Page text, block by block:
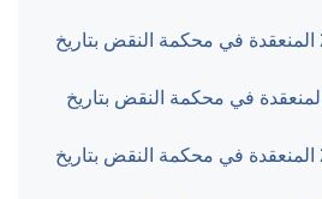
القضية رقم ‎817‏/‎2020‏ المنعقدة في محكمة النقض بتاريخ
القضية رقم ‎29‏/‎2021‏ المنعقدة في محكمة النقض بتاريخ
القضية رقم ‎978‏/‎2021‏ المنعقدة في محكمة النقض بتاريخ